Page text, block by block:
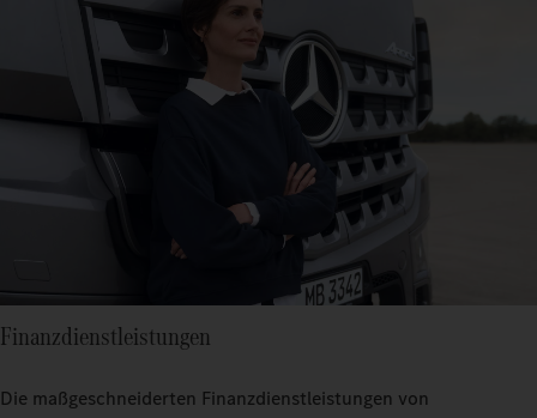
Finanzdienstleistungen
Die maßgeschneiderten Finanzdienstleistungen von